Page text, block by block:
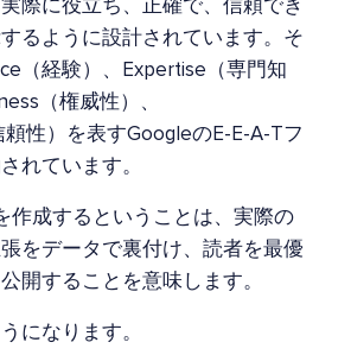
際に役立ち、正確で、信頼でき
るように設計されています。そ
（経験）、Expertise（専門知
（権威性）、
性）を表すGoogleのE-E-A-Tフ
れています。
作成するということは、実際の
をデータで裏付け、読者を最優
開することを意味します。
になります。